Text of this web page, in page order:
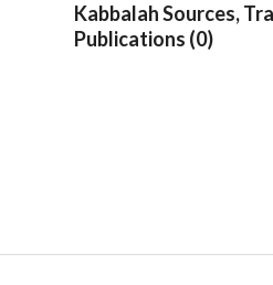
Kabbalah Sources,
Publications (0)